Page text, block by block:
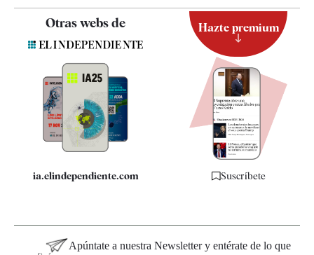
Contacto
Quiénes somos
Especificaciones
Otras webs de
ia.elindependiente.com
Hazte premium
Suscríbete
Apúntate a nuestra Newsletter y entérate de lo que